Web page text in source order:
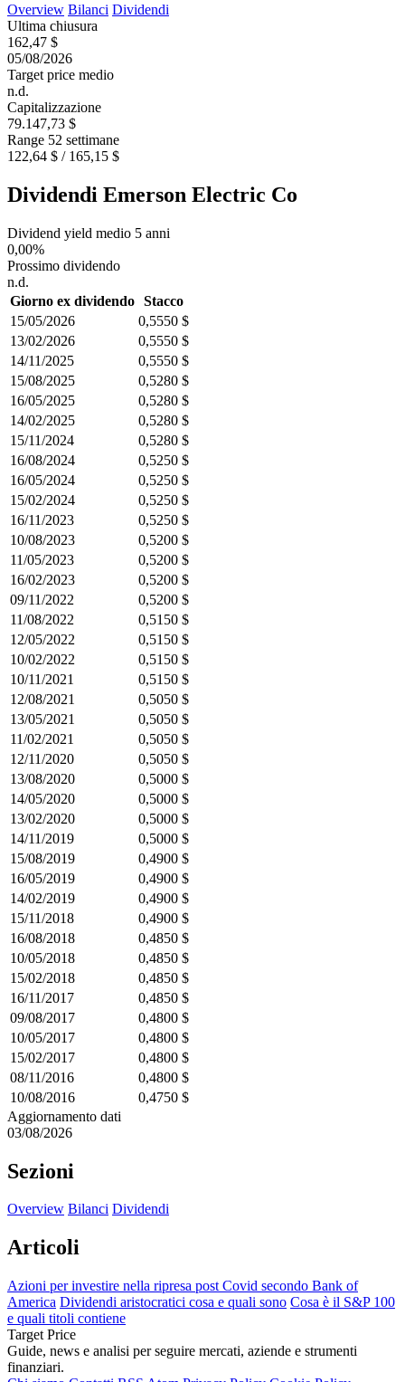
Overview Bilanci Dividendi
Ultima chiusura
162,47 $
05/08/2026
Target price medio
n.d.
Capitalizzazione
79.147,73 $
Range 52 settimane
122,64 $ / 165,15 $
Dividendi Emerson Electric Co
Dividend yield medio 5 anni
0,00%
Prossimo dividendo
n.d.
Giorno ex dividendo Stacco
15/05/2026
0,5550 $
13/02/2026
0,5550 $
14/11/2025
0,5550 $
15/08/2025
0,5280 $
16/05/2025
0,5280 $
14/02/2025
0,5280 $
15/11/2024
0,5280 $
16/08/2024
0,5250 $
16/05/2024
0,5250 $
15/02/2024
0,5250 $
16/11/2023
0,5250 $
10/08/2023
0,5200 $
11/05/2023
0,5200 $
16/02/2023
0,5200 $
09/11/2022
0,5200 $
11/08/2022
0,5150 $
12/05/2022
0,5150 $
10/02/2022
0,5150 $
10/11/2021
0,5150 $
12/08/2021
0,5050 $
13/05/2021
0,5050 $
11/02/2021
0,5050 $
12/11/2020
0,5050 $
13/08/2020
0,5000 $
14/05/2020
0,5000 $
13/02/2020
0,5000 $
14/11/2019
0,5000 $
15/08/2019
0,4900 $
16/05/2019
0,4900 $
14/02/2019
0,4900 $
15/11/2018
0,4900 $
16/08/2018
0,4850 $
10/05/2018
0,4850 $
15/02/2018
0,4850 $
16/11/2017
0,4850 $
09/08/2017
0,4800 $
10/05/2017
0,4800 $
15/02/2017
0,4800 $
08/11/2016
0,4800 $
10/08/2016
0,4750 $
Aggiornamento dati
03/08/2026
Sezioni
Overview Bilanci Dividendi
Articoli
Azioni per investire nella ripresa post Covid secondo Bank of
America Dividendi aristocratici cosa e quali sono Cosa è il S&P 100
e quali titoli contiene
Target Price
Guide, news e analisi per seguire mercati, aziende e strumenti
finanziari.